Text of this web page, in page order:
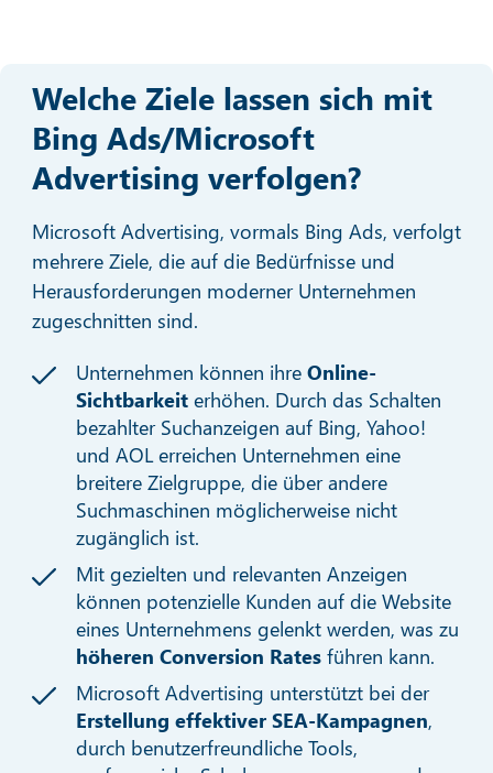
Welche Ziele lassen sich mit
Bing Ads/Microsoft
Advertising verfolgen?
Microsoft Advertising, vormals Bing Ads, verfolgt
mehrere Ziele, die auf die Bedürfnisse und
Herausforderungen moderner Unternehmen
zugeschnitten sind.
Unternehmen können ihre Online-
Sichtbarkeiterhöhen. Durch das Schalten
bezahlter Suchanzeigen auf Bing, Yahoo!
und AOL erreichen Unternehmen eine
breitere Zielgruppe, die über andere
Suchmaschinen möglicherweise nicht
zugänglich ist.
Mit gezielten und relevanten Anzeigen
können potenzielle Kunden auf die Website
eines Unternehmens gelenkt werden, was zu
höheren Conversion Ratesführen kann.
Microsoft Advertising unterstützt bei der
Erstellung effektiver SEA-Kampagnen,
durch benutzerfreundliche Tools,